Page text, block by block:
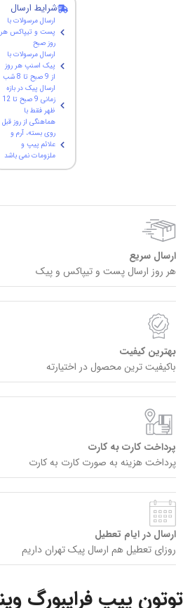
شرایط ارسال
ارسال مرسولات با
پست و تیپاکس هر
روز صبح
ارسال مرسولات با
پیک اسنپ هر روز
از 9 صبح تا 8 شب
ارسال پیک در بازه
زمانی 9 صبح تا 12
ظهر فقط با
هماهنگی از روز قبل
روی بسته، آرم و
علائم پیپ و
ملزومات نمی باشد
ارسال سریع
هر روز ارسال پست و تیپاکس و پیک
بهترین کیفیت
باکیفیت ترین محصول در اختیارته
پرداخت کارت به کارت
پرداخت هزینه به صورت کارت به کارت
ارسال در ایام تعطیل
روزای تعطیل هم ارسال پیک تهران داریم